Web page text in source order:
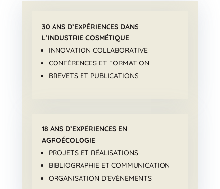
30 ANS D’EXPÉRIENCES DANS
L’INDUSTRIE COSMÉTIQUE
INNOVATION COLLABORATIVE
CONFÉRENCES ET FORMATION
BREVETS ET PUBLICATIONS
18 ANS D’EXPÉRIENCES EN
AGROÉCOLOGIE
PROJETS ET RÉALISATIONS
BIBLIOGRAPHIE ET COMMUNICATION
ORGANISATION D’ÉVÈNEMENTS